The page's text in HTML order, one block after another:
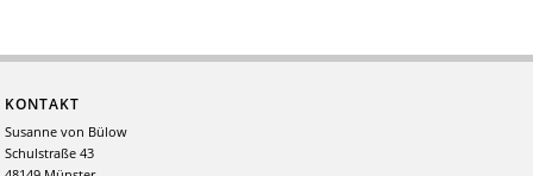
KONTAKT
Susanne von Bülow
Schulstraße 43